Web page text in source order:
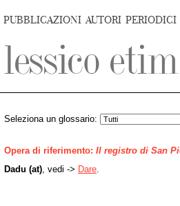
PUBBLICAZIONI AUTORI PERIODICI
Seleziona un glossario:
Opera di riferimento: Il registro di San
Dadu (at) , vedi -> Dare